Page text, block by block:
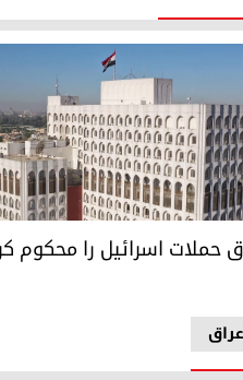
غزه – عکس: ای اف پی
وزارت امور خارجه عراق
عراق
حملات اسرائیل را محکوم